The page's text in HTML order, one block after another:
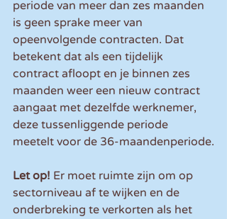
periode van meer dan zes maanden
is geen sprake meer van
opeenvolgende contracten. Dat
betekent dat als een tijdelijk
contract afloopt en je binnen zes
maanden weer een nieuw contract
aangaat met dezelfde werknemer,
deze tussenliggende periode
meetelt voor de 36-maandenperiode.
Let op! Er moet ruimte zijn om op
sectorniveau af te wijken en de
onderbreking te verkorten als het